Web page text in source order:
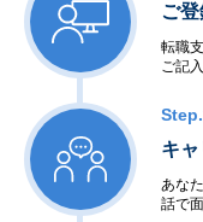
ご
転職
ご記
キ
あな
話で